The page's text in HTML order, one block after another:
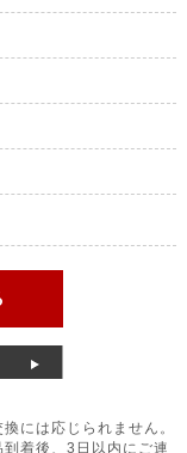
には応じられません。
到着後、3日以内にご連